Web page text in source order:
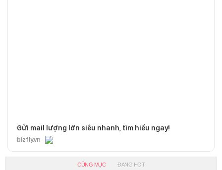
Gửi mail lượng lớn siêu nhanh, tìm hiểu ngay!
bizfly.vn
CÙNG MỤC ĐANG HOT